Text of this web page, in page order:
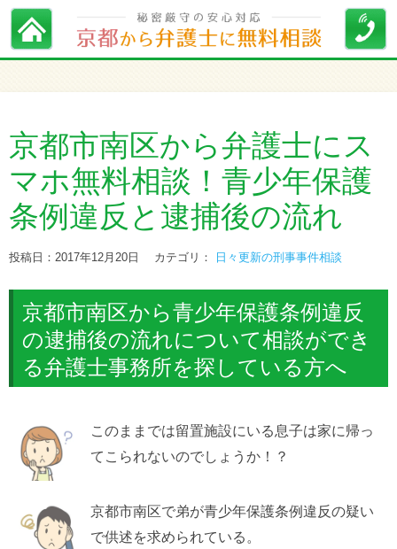
京都市南区から弁護士にス
マホ無料相談！青少年保護
条例違反と逮捕後の流れ
投稿日：2017年12月20日 カテゴリ： 日々更新の刑事事件相談
京都市南区から青少年保護条例違反
の逮捕後の流れについて相談ができ
る弁護士事務所を探している方へ
このままでは留置施設にいる息子は家に帰っ
てこられないのでしょうか！？
京都市南区で弟が青少年保護条例違反の疑い
で供述を求められている。